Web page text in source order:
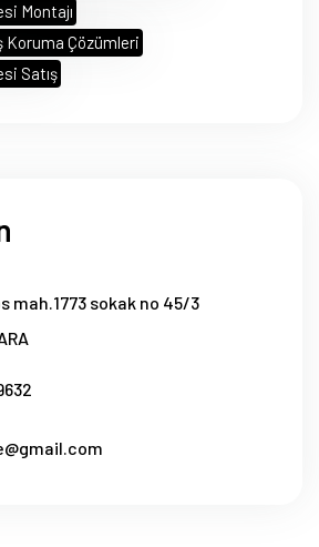
Montajı
Koruma Çözümleri
Satış
mah.1773 sokak no 45/3